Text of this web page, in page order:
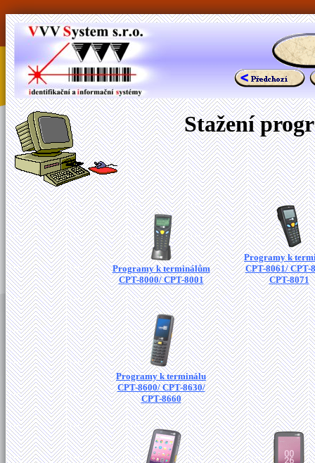
Stažení
Programy k terminálům
CPT-8000/ CPT-8001
Programy k
CPT-8061/ CPT-
CPT-8071
Programy k terminálu
CPT-8600/ CPT-8630/
CPT-8660